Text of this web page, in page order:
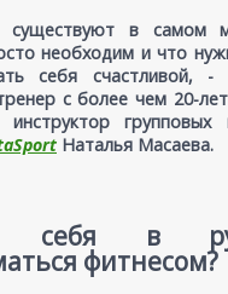
существуют в самом
необходим и что
себя счастливой,
с более чем 20-
инструктор
Наталья Масаева.
себя в
фитнесом?